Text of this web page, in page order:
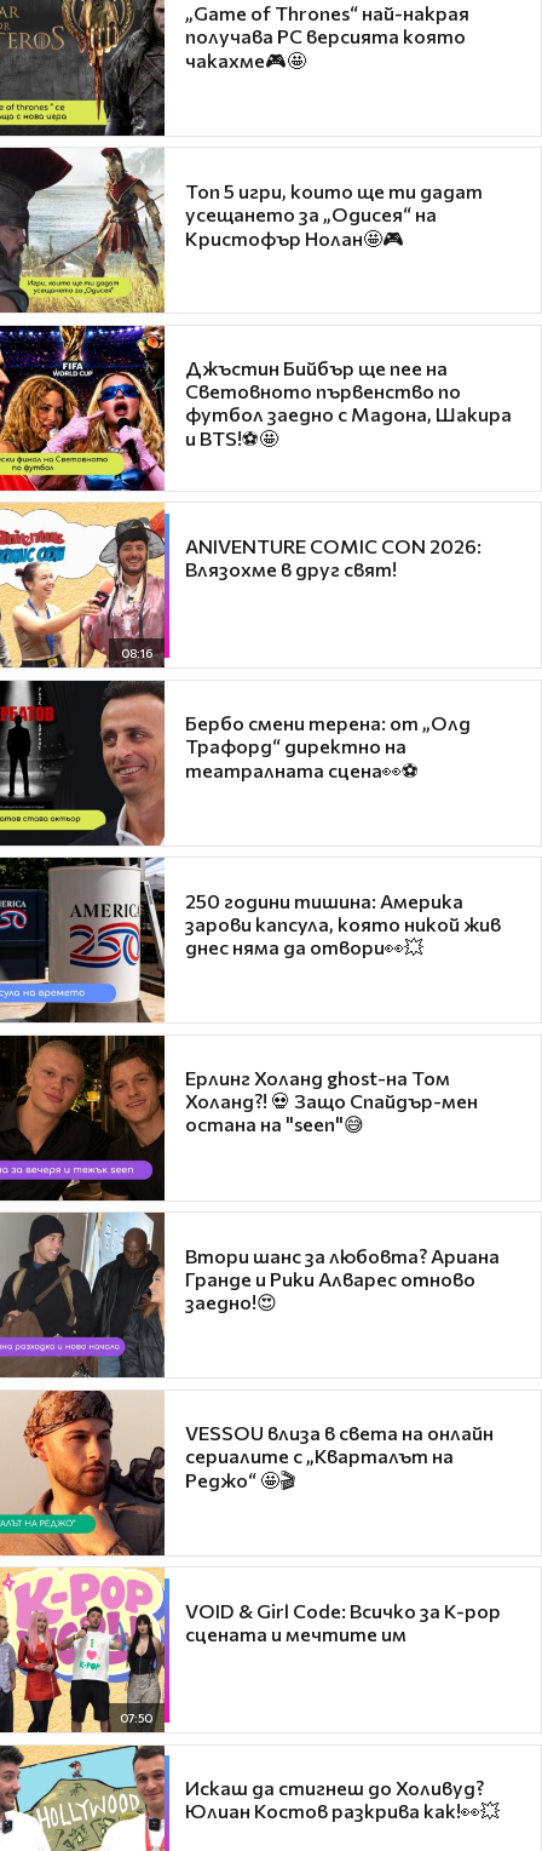
„Game of Thrones“ най-накрая
получава PC версията която
чакахме🎮🤩
Топ 5 игри, които ще ти дадат
усещането за „Одисея“ на
Кристофър Нолан🤩🎮
Джъстин Бийбър ще пее на
Световното първенство по
футбол заедно с Мадона, Шакира
и BTS!⚽🤩
08:16
ANIVENTURE COMIC CON 2026:
Влязохме в друг свят!
Бербо смени терена: от „Олд
Трафорд“ директно на
театралната сцена👀⚽
250 години тишина: Америка
зарови капсула, която никой жив
днес няма да отвори👀💥
Ерлинг Холанд ghost-на Том
Холанд?! 💀 Защо Спайдър-мен
остана на "seen"😅
Втори шанс за любовта? Ариана
Гранде и Рики Алварес отново
заедно!😍
VESSOU влиза в света на онлайн
сериалите с „Кварталът на
Реджо“ 🤩🎬
07:50
VOID & Girl Code: Всичко за K-pop
сцената и мечтите им
Искаш да стигнеш до Холивуд?
Юлиан Костов разкрива как!👀💥